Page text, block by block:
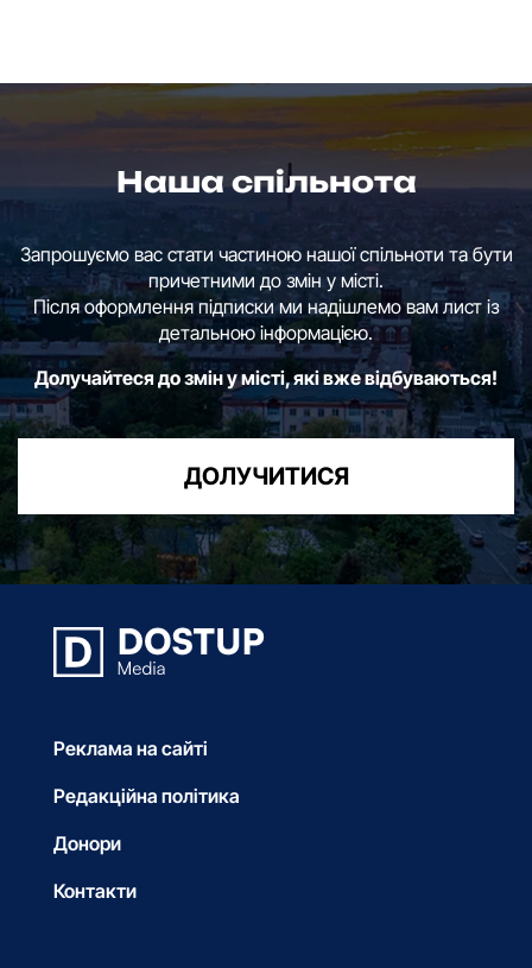
Наша спільнота
Запрошуємо вас стати частиною нашої спільноти та бути
причетними до змін у місті.
Після оформлення підписки ми надішлемо вам лист із
детальною інформацією.
Долучайтеся до змін у місті, які вже відбуваються!
ДОЛУЧИТИСЯ
Реклама на сайті
Редакційна політика
Донори
Контакти